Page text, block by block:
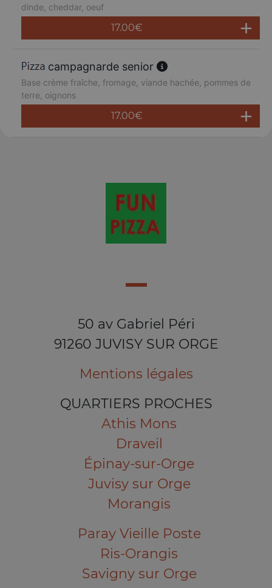
dinde, cheddar, oeuf
17.00€
campagnarde senior
Base crème fraîche, fromage, viande hachée, pommes de
terre, oignons
17.00€
50 av Gabriel Péri
91260 JUVISY SUR ORGE
Mentions légales
QUARTIERS PROCHES
Athis Mons
Draveil
Épinay-sur-Orge
Juvisy sur Orge
Morangis
Paray Vieille Poste
Ris-Orangis
Savigny sur Orge